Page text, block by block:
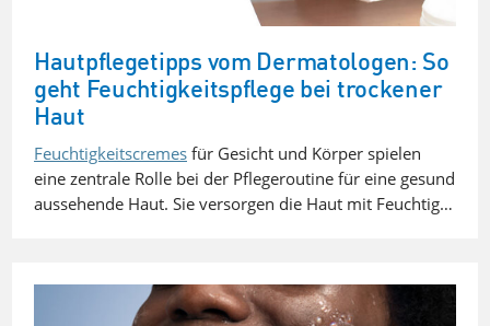
Hautpflegetipps vom Dermatologen: So
geht Feuchtigkeitspflege bei trockener
Haut
Feuchtigkeitscremes für Gesicht und Körper spielen
eine zentrale Rolle bei der Pflegeroutine für eine gesund
aussehende Haut. Sie versorgen die Haut mit Feuchtig…